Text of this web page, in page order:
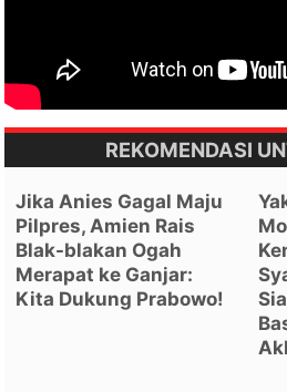
REKOMENDASI
Jika Anies Gagal Maju
Pilpres, Amien Rais
Blak-blakan Ogah
Merapat ke Ganjar:
Kita Dukung Prabowo!